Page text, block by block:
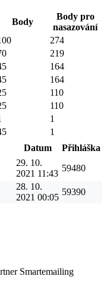
Body
Body pro
nasazování
274
219
164
164
110
110
1
1
Datum
Přihláška
29. 10.
2021 11:43
59480
28. 10.
2021 00:05
59390